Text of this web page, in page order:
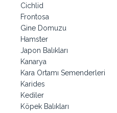
Cichlid
Frontosa
Gine Domuzu
Hamster
Japon Balıkları
Kanarya
Kara Ortamı Semenderleri
Karides
Kediler
Köpek Balıkları